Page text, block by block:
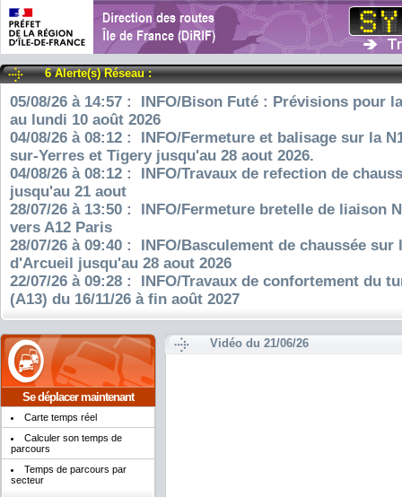
6 Alerte(s) Réseau :
05/08/26 à 14:57 : INFO/Bison Futé : Prévisions pour
au lundi 10 août 2026
04/08/26 à 08:12 : INFO/Fermeture et balisage sur la
sur-Yerres et Tigery jusqu'au 28 aout 2026.
04/08/26 à 08:12 : INFO/Travaux de refection de
jusqu'au 21 aout
28/07/26 à 13:50 : INFO/Fermeture bretelle de liaison
vers A12 Paris
28/07/26 à 09:40 : INFO/Basculement de chaussée sur
d'Arcueil jusqu'au 28 aout 2026
22/07/26 à 09:28 : INFO/Travaux de confortement du
(A13) du 16/11/26 à fin août 2027
Se déplacer maintenant
Carte temps réel
Calculer son temps de
parcours
Temps de parcours par
secteur
Vidéo du 21/06/26